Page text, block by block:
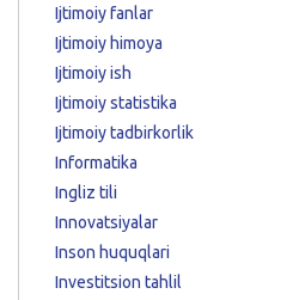
Ijtimoiy fanlar
Ijtimoiy himoya
Ijtimoiy ish
Ijtimoiy statistika
Ijtimoiy tadbirkorlik
Informatika
Ingliz tili
Innovatsiyalar
Inson huquqlari
Investitsion tahlil